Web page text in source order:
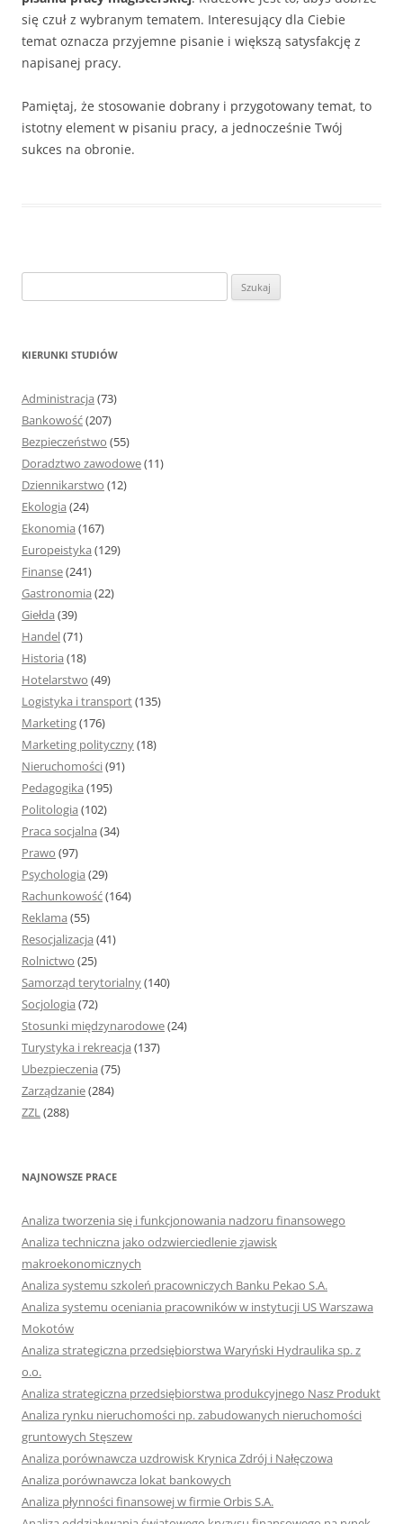
się czuł z wybranym tematem. Interesujący dla Ciebie
temat oznacza przyjemne pisanie i większą satysfakcję z
napisanej pracy.
Pamiętaj, że stosowanie dobrany i przygotowany temat, to
istotny element w pisaniu pracy, a jednocześnie Twój
sukces na obronie.
z
KIERUNKI STUDIÓW
Administracja (73)
Bankowość(207)
Bezpieczeństwo (55)
Doradztwo zawodowe(11)
Dziennikarstwo (12)
Ekologia (24)
Ekonomia (167)
Europeistyka (129)
Finanse(241)
Gastronomia (22)
Giełda (39)
Handel(71)
Historia (18)
Hotelarstwo (49)
Logistyka i transport(135)
Marketing(176)
Marketing polityczny(18)
Nieruchomości(91)
Pedagogika (195)
Politologia (102)
Praca socjalna (34)
Prawo (97)
Psychologia (29)
Rachunkowość(164)
Reklama (55)
Resocjalizacja (41)
Rolnictwo (25)
Samorząd terytorialny(140)
Socjologia (72)
Stosunki międzynarodowe(24)
Turystyka i rekreacja (137)
Ubezpieczenia (75)
Zarządzanie(284)
ZZL(288)
NAJNOWSZE PRACE
Analiza tworzenia się i funkcjonowania nadzoru finansowego
Analiza techniczna jako odzwierciedlenie zjawisk
makroekonomicznych
Analiza systemu szkoleń pracowniczych Banku Pekao S.A.
Analiza systemu oceniania pracowników w instytucji US Warszawa
Mokotów
Analiza strategiczna przedsiębiorstwa Waryński Hydraulika sp. z
o.o.
Analiza strategiczna przedsiębiorstwa produkcyjnego Nasz Produkt
Analiza rynku nieruchomości np. zabudowanych nieruchomości
gruntowych Stęszew
Analiza porównawcza uzdrowisk Krynica Zdrój i Nałęczowa
Analiza porównawcza lokat bankowych
Analiza płynności finansowej w firmie Orbis S.A.